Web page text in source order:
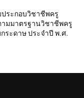
ระกอบวิชาชีพครู
ามมาตรฐานวิชาชีพครู
ระดาษ ประจำปี พ.ศ.